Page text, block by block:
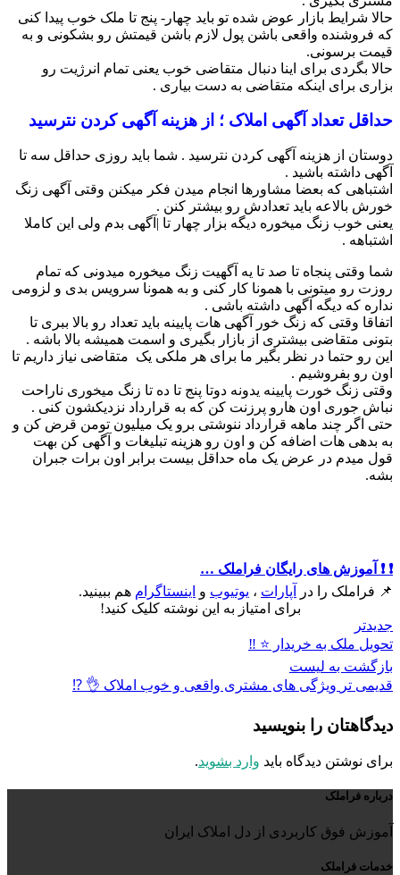
حالا شرایط بازار عوض شده تو باید چهار- پنج تا ملک خوب پیدا کنی
که فروشنده واقعی باشن پول لازم باشن قیمتش رو بشکونی و به
قیمت برسونی.
حالا بگردی برای اینا دنبال متقاضی خوب یعنی تمام انرژیت رو
بزاری برای اینکه متقاضی به دست بیاری .
حداقل تعداد آگهی املاک ؛ از هزینه آگهی کردن نترسید
دوستان از هزینه آگهی کردن نترسید . شما باید روزی حداقل سه تا
آگهی داشته باشید .
اشتباهی که بعضا مشاورها انجام میدن فکر میکنن وقتی آگهی زنگ
خورش بالاعه باید تعدادش رو بیشتر کنن .
یعنی خوب زنگ میخوره دیگه بزار چهار تا |آگهی بدم ولی این کاملا
اشتباهه .
شما وقتی پنجاه تا صد تا یه آگهیت زنگ میخوره میدونی که تمام
روزت رو میتونی با همونا کار کنی و به همونا سرویس بدی و لزومی
نداره که دیگه آگهی داشته باشی .
اتفاقا وقتی که زنگ خور آگهی هات پایینه باید تعداد رو بالا ببری تا
بتونی متقاضی بیشتری از بازار بگیری و اسمت همیشه بالا باشه .
این رو حتما در نظر بگیر ما برای هر ملکی یک متقاضی نیاز داریم تا
اون رو بفروشیم .
وقتی زنگ خورت پایینه یدونه دوتا پنج تا ده تا زنگ میخوری ناراحت
نباش جوری اون هارو پرزنت کن که به قرارداد نزدیکشون کنی .
حتی اگر چند ماهه قرارداد ننوشتی برو یک میلیون تومن قرض کن و
به بدهی هات اضافه کن و اون رو هزینه تبلیغات و آگهی کن بهت
قول میدم در عرض یک ماه حداقل بیست برابر اون برات جبران
بشه.
❗️ ❗️ آموزش های رایگان فراملک …
📌 فراملک را در
آپارات ، یوتیوب و اینستاگرام هم ببینید.
برای امتیاز به این نوشته کلیک کنید!
جدیدتر
تحویل ملک به خریدار ⭐️ ‼️
بازگشت به لیست
قدیمی تر ویژگی های مشتری واقعی و خوب املاک 👌 ⁉️
دیدگاهتان را بنویسید
برای نوشتن دیدگاه باید وارد بشوید.
درباره فراملک
آموزش فوق کاربردی از دل املاک ایران
خدمات فراملک